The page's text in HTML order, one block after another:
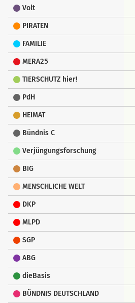
Volt
PIRATEN
FAMILIE
MERA25
TIERSCHUTZ hier!
PdH
HEIMAT
Bündnis C
Verjüngungsforschung
BIG
MENSCHLICHE WELT
DKP
MLPD
SGP
ABG
dieBasis
BÜNDNIS DEUTSCHLAND